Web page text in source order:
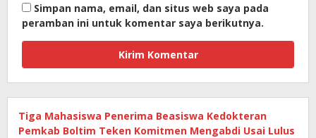
Simpan nama, email, dan situs web saya pada
peramban ini untuk komentar saya berikutnya.
Tiga Mahasiswa Penerima Beasiswa Kedokteran
Pemkab Boltim Teken Komitmen Mengabdi Usai Lulus